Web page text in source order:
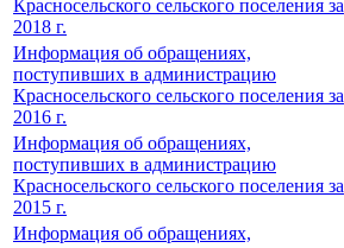
Красносельского сельского поселения за
2018 г.
Информация об обращениях,
поступивших в администрацию
Красносельского сельского поселения за
2016 г.
Информация об обращениях,
поступивших в администрацию
Красносельского сельского поселения за
2015 г.
Информация об обращениях,